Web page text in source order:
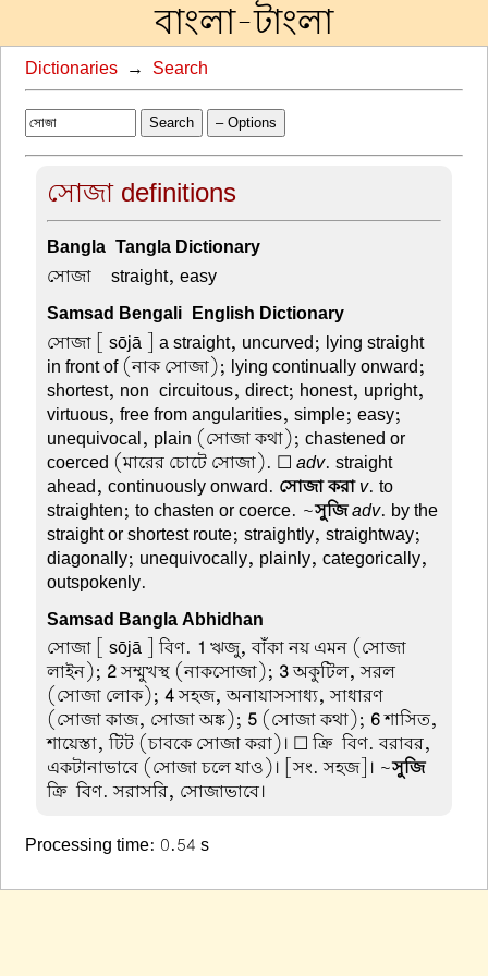
বাংলা-টাংলা
Dictionaries → Search
Search – Options
সোজা definitions
Bangla-Tangla Dictionary
সোজা –straight, easy
Samsad Bengali-English Dictionary
সোজা [ sōjā ] a straight, uncurved; lying straight
in front of (নাক সোজা); lying continually onward;
shortest, non-circuitous, direct; honest, upright,
virtuous, free from angularities, simple; easy;
unequivocal, plain (সোজা কথা); chastened or
coerced (মারের চোটে সোজা). ☐adv. straight
ahead, continuously onward. সোজা করা v. to
straighten; to chasten or coerce. ~সুজিadv. by the
straight or shortest route; straightly, straightway;
diagonally; unequivocally, plainly, categorically,
outspokenly.
Samsad Bangla Abhidhan
সোজা [ sōjā ] বিণ. 1 ঋজু, বাঁকা নয় এমন (সোজা
লাইন); 2সম্মুখস্থ (নাকসোজা); 3অকুটিল, সরল
(সোজা লোক);4সহজ, অনায়াসসাধ্য, সাধারণ
(সোজা কাজ, সোজা অঙ্ক); 5 (সোজা কথা); 6শাসিত,
শায়েস্তা, টিট (চাবকে সোজা করা)। ☐ ক্রি-বিণ. বরাবর,
একটানাভাবে (সোজা চলে যাও)। [সং. সহজ]। ~সুজি
ক্রি-বিণ. সরাসরি, সোজাভাবে।
Processing time: 0.54 s